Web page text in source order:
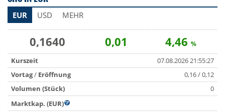
EUR USD MEHR
0,1640 0,01 4,46 %
Kurszeit
07.08.2026 21:55:27
Vortag/ Eröffnung
0,16 / 0,12
Volumen (Stück)
0
Marktkap. (EUR)